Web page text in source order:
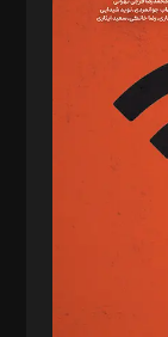
سروش کرمیان،
فتحی